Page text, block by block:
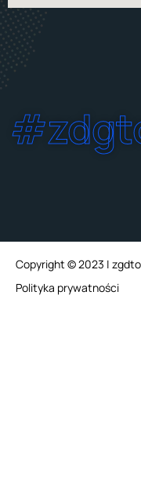
Copyright © 2023 |
Polityka prywatności